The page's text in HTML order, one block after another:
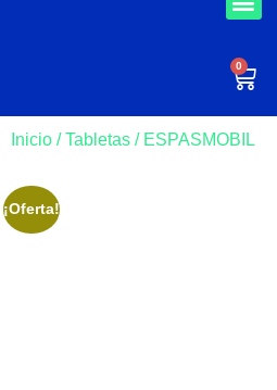
0
Inicio /Tabletas / ESPASMOBIL
¡Oferta!